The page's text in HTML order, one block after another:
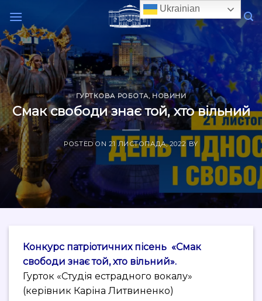
content
ГУРТКОВА РОБОТА, НОВИНИ
Смак свободи знає той, хто вільний
POSTED ON 21 ЛИСТОПАДА, 2022 BY
Конкурс патріотичних пісень «Смак
свободи знає той, хто вільний».
Гурток «Студія естрадного вокалу»
(керівник Каріна Литвиненко)
Ukrainian